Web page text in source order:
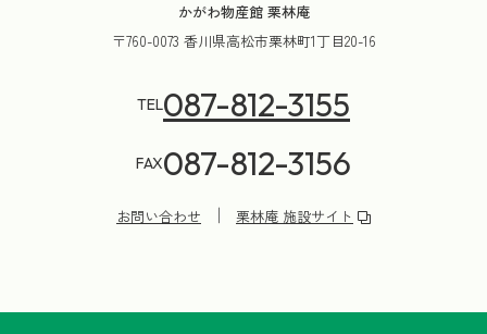
かがわ物産館 栗林庵
〒760-0073 香川県高松市栗林町1丁目20-16
TEL087-812-3155
FAX087-812-3156
お問い合わせ 栗林庵 施設サイト